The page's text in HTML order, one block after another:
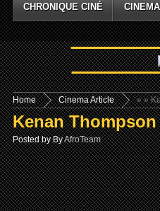
CHRONIQUE CINÉ
Home »
Cinema Article »
Kenan Thompson
Posted by ByAfroTeam